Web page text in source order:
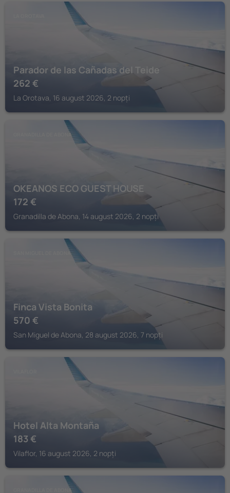
Parador de las Cañadas del Teide
262 €
La Orotava, 16 august 2026, 2 nopți
GRANADILLA DE ABONA
OKEANOS ECO GUEST HOUSE
172 €
Granadilla de Abona, 14 august 2026, 2 nopți
SAN MIGUEL DE ABONA
Finca Vista Bonita
570 €
San Miguel de Abona, 28 august 2026, 7 nopți
Hotel Alta Montaña
183 €
Vilaflor, 16 august 2026, 2 nopți
GRANADILLA DE ABONA